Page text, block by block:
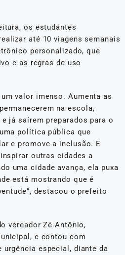
os estudantes
até 10 viagens semanais
personalizado, que
e as regras de uso
valor imenso. Aumenta as
na escola,
já saírem preparados para o
política pública que
e promove a inclusão. E
outras cidades a
uma cidade avança, ela puxa
está mostrando que é
destacou o prefeito
vereador Zé Antônio,
e contou com
urgência especial, diante da